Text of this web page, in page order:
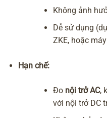
Không ảnh
Dễ sử dụng
ZKE, hoặc
Hạn chế:
Đo nội trở AC,
với nội trở DC